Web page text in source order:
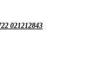
021212843